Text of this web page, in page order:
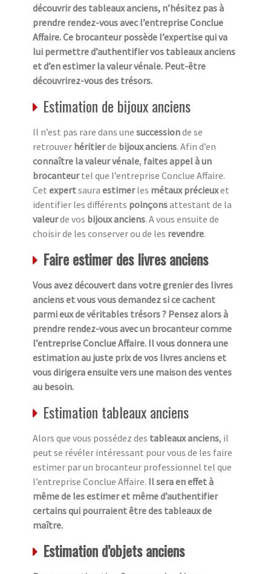
découvrir des tableaux anciens, n’hésitez pas à
prendre rendez-vous avec l’entreprise Conclue
Affaire. Ce brocanteur possède l’expertise qui va
lui permettre d’authentifier vos tableaux anciens
et d’en estimer la valeur vénale. Peut-être
découvrirez-vous des trésors.
Estimation de bijoux anciens
Il n’est pas rare dans une successionde se
retrouver héritierde bijoux anciens. Afin d’en
connaître la valeur vénale, faites appel à un
brocanteurtel que l’entreprise Conclue Affaire.
Cet expertsaura estimerles métaux précieuxet
identifier les différents poinçonsattestant de la
valeurde vos bijoux anciens. A vous ensuite de
choisir de les conserver ou de les revendre.
Faire estimer des livres anciens
Vous avez découvert dans votre grenier des livres
anciens et vous vous demandez si ce cachent
parmi eux de véritables trésors ? Pensez alors à
prendre rendez-vous avec un brocanteur comme
l’entreprise Conclue Affaire. Il vous donnera une
estimation au juste prix de vos livres anciens et
vous dirigera ensuite vers une maison des ventes
au besoin.
Estimation tableaux anciens
Alors que vous possédez des tableaux anciens, il
peut se révéler intéressant pour vous de les faire
estimer par un brocanteur professionnel tel que
l’entreprise Conclue Affaire. Il sera en effet à
même de les estimer et même d’authentifier
certains qui pourraient être des tableaux de
maître.
Estimation d’objets anciens